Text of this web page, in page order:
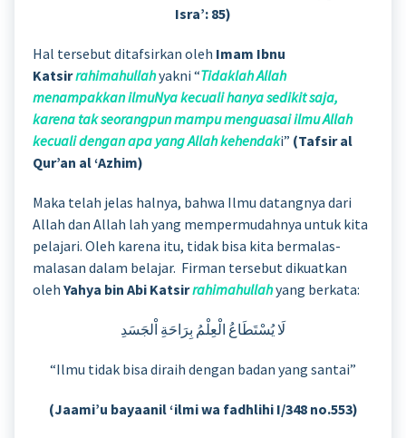
Isra’: 85)
Hal tersebut ditafsirkan oleh Imam Ibnu
Katsirrahimahullahyakni “Tidaklah Allah
menampakkan ilmuNya kecuali hanya sedikit saja,
karena tak seorangpun mampu menguasai ilmu Allah
kecuali dengan apa yang Allah kehendaki” (Tafsir al
Qur’an al ‘Azhim)
Maka telah jelas halnya, bahwa Ilmu datangnya dari
Allah dan Allah lah yang mempermudahnya untuk kita
pelajari. Oleh karena itu, tidak bisa kita bermalas-
malasan dalam belajar. Firman tersebut dikuatkan
oleh Yahya bin Abi Katsirrahimahullahyang berkata:
لَا يُسْتَطَاعُ الْعِلْمُ بِرَاحَةِ اْلجَسَدِ
“Ilmu tidak bisa diraih dengan badan yang santai”
(Jaami’u bayaanil ‘ilmi wa fadhlihi I/348 no.553)